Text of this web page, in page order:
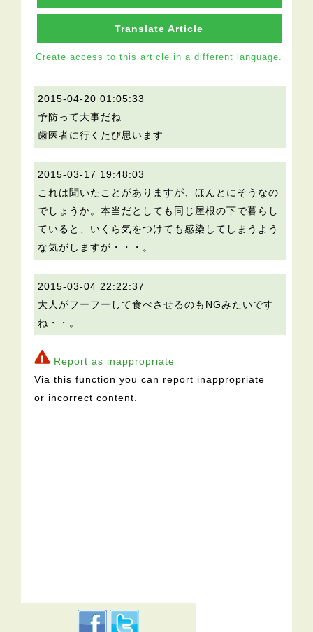
Translate Article
Create access to this article in a different language.
2015-04-20 01:05:33
予防って大事だね
歯医者に行くたび思います
2015-03-17 19:48:03
これは聞いたことがありますが、ほんとにそうなの
でしょうか。本当だとしても同じ屋根の下で暮らし
ていると、いくら気をつけても感染してしまうよう
な気がしますが・・・。
2015-03-04 22:22:37
大人がフーフーして食べさせるのもNGみたいです
ね・・。
Report as inappropriate
Via this function you can report inappropriate
or incorrect content.